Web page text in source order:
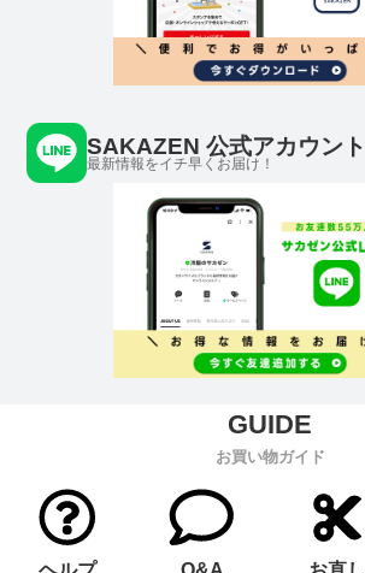
SAKAZEN 公式アカウント
最新情報をイチ早くお届け！
お買い物ガイド